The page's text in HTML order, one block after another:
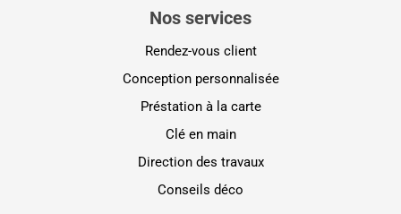
Nos services
Rendez-vous client
Conception personnalisée
Préstation à la carte
Clé en main
Direction des travaux
Conseils déco